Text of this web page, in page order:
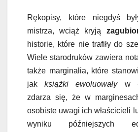
Rękopisy, które niegdyś
mistrza, wciąż kryją
historie, które nie trafiły do
Wiele starodruków zawiera
także marginalia, które
jakksiążki ewoluowaływ
zdarza się, że w
osobiste uwagi ich właścicieli
wyniku późniejszych